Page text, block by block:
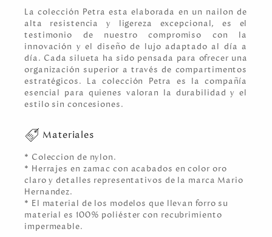
La colección Petra esta elaborada en un nailon de
alta resistencia y ligereza excepcional, es el
testimonio de nuestro compromiso con la
innovación y el diseño de lujo adaptado al día a
día. Cada silueta ha sido pensada para ofrecer una
organización superior a través de compartimentos
estratégicos. La colección Petra es la compañía
esencial para quienes valoran la durabilidad y el
estilo sin concesiones.
Materiales
* Coleccion de nylon.
* Herrajes en zamac con acabados en color oro
claro y detalles representativos de la marca Mario
Hernandez.
* El material de los modelos que llevan forro su
material es 100% poliéster con recubrimiento
impermeable.